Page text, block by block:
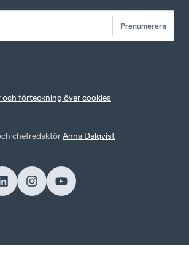
Prenumerera
förteckning över cookies
chefredaktörAnna Dalqvist